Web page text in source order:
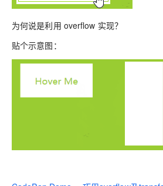
为何说是利用 overflow 实现？
贴个示意图：